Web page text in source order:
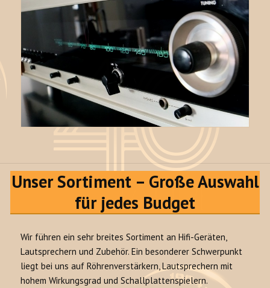
Unser Sortiment – Große Auswahl
für jedes Budget
Wir führen ein sehr breites Sortiment an Hifi-Geräten,
Lautsprechern und Zubehör. Ein besonderer Schwerpunkt
liegt bei uns auf Röhrenverstärkern, Lautsprechern mit
hohem Wirkungsgrad und Schallplattenspielern.